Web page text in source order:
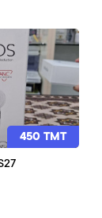
450 TMT